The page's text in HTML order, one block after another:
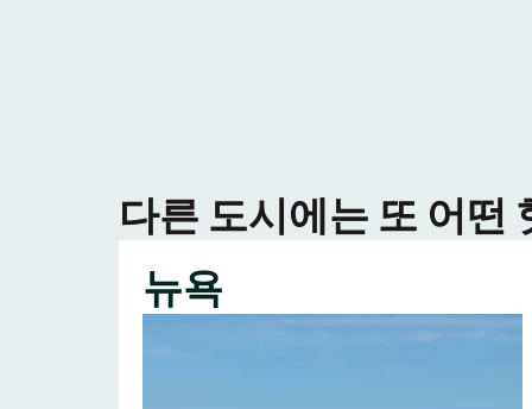
다른 도시에는 또 어떤
뉴욕